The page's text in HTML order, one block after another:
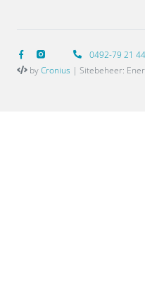
byCronius | Sitebeheer:
0492-79 21 44